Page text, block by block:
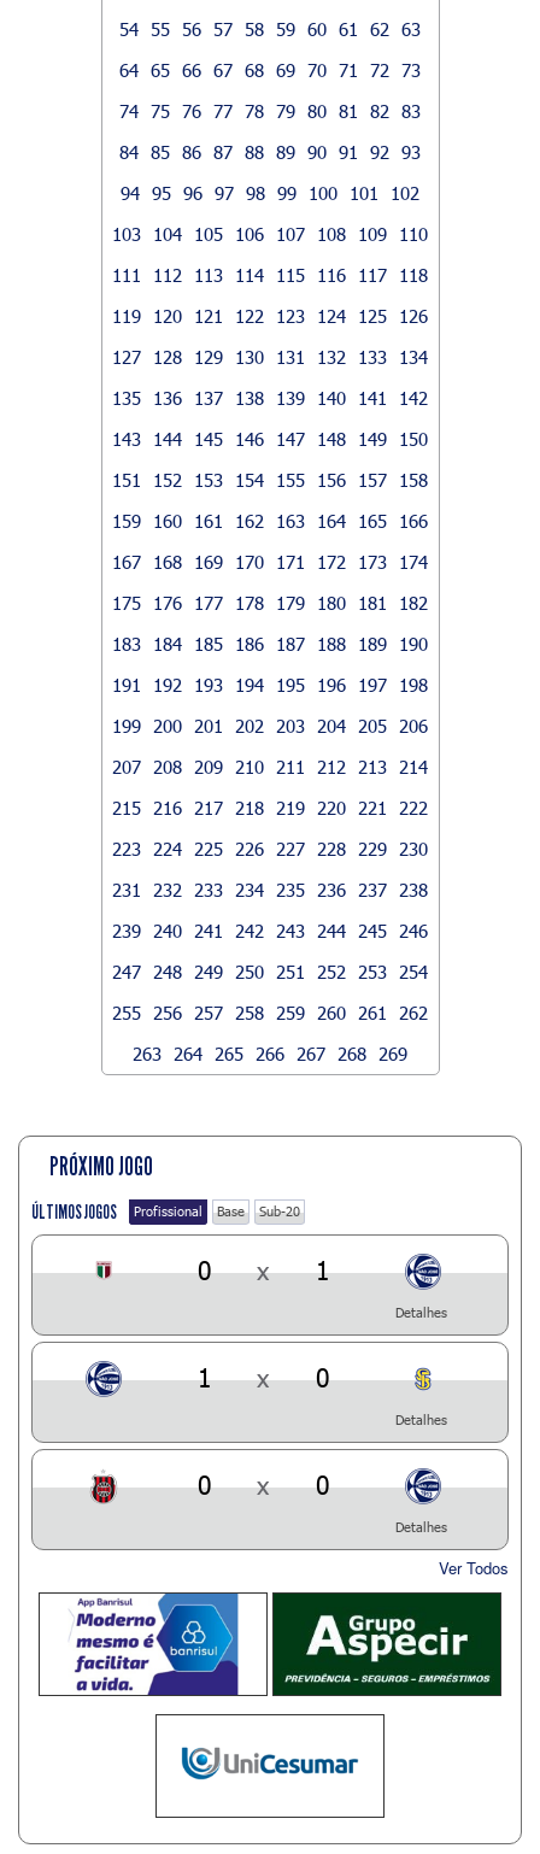
54 55 56 57 58 59 60 61 62
63
64 65 66 67 68 69 70 71 72
73
74 75 76 77 78 79 80 81 82
83
84 85 86 87 88 89 90 91 92
93
94 95 96 97 98 99 100 101
102
103
104 105 106 107 108 109
110
111
112 113 114 115 116 117
118
119
120 121 122 123 124 125
126
127
128 129 130 131 132 133
134
135
136 137 138 139 140 141
142
143
144 145 146 147 148 149
150
151
152 153 154 155 156 157
158
159
160 161 162 163 164 165
166
167
168 169 170 171 172 173
174
175
176 177 178 179 180 181
182
183
184 185 186 187 188 189
190
191
192 193 194 195 196 197
198
199
200 201 202 203 204 205
206
207
208 209 210 211 212 213
214
215
216 217 218 219 220 221
222
223
224 225 226 227 228 229
230
231
232 233 234 235 236 237
238
239
240 241 242 243 244 245
246
247
248 249 250 251 252 253
254
255
256 257 258 259 260 261
262
263
264 265 266 267 268 269
PRÓXIMO JOGO
ÚLTIMOS JOGOS Profissional Base Sub-20
0 x 1
Detalhes
1 x 0
Detalhes
0 x 0
Detalhes
Ver Todos